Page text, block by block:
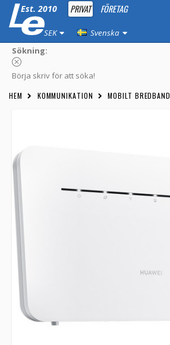
Est. 2010 PRIVAT FÖRETAG
SEK Svenska
Sökning:
Börja skriv för att söka!
HEM KOMMUNIKATION MOBILT BREDBAND